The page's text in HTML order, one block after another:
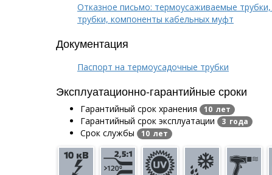
Отказное письмо: термоусаживаемые
трубки, компоненты кабельных муфт
Документация
Паспорт на термоусадочные трубки
Эксплуатационно-гарантийные сроки
Гарантийный срок хранения 10 лет
Гарантийный срок эксплуатации 3 года
Срок службы 10 лет